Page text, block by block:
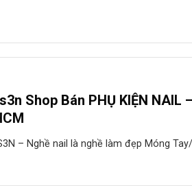
Shop Bán PHỤ KIỆN NAIL
– Nghề nail là nghề làm đẹp Móng